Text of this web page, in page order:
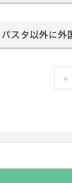
スタ以外に外
«